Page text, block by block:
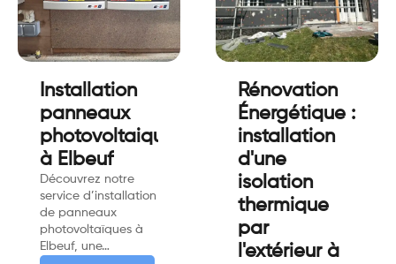
Installation
panneaux
photovoltaiques
à Elbeuf
Découvrez notre
service d’installation
de panneaux
photovoltaïques à
Elbeuf, une…
Rénovation
Énergétique :
installation
d'une
isolation
thermique
par
l'extérieur à